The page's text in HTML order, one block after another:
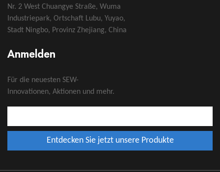
Nr. 2 West Chuangye Straße, Wuma
Industriepark, Ortschaft Lubu, Yuyao,
Stadt Ningbo, Provinz Zhejiang, China
Anmelden
Für die neuesten SEW-
Innovationen, Aktionen und mehr.